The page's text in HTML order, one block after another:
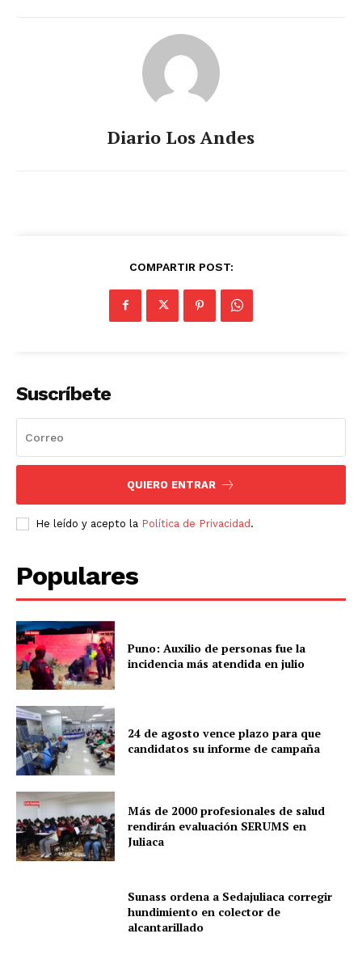
Diario Los Andes
COMPARTIR POST:
Suscríbete
QUIERO ENTRAR
He leído y acepto la Política de Privacidad.
Populares
Puno: Auxilio de personas fue la
incidencia más atendida en julio
24 de agosto vence plazo para que
candidatos su informe de campaña
Más de 2000 profesionales de salud
rendirán evaluación SERUMS en
Juliaca
Sunass ordena a Sedajuliaca corregir
hundimiento en colector de
alcantarillado